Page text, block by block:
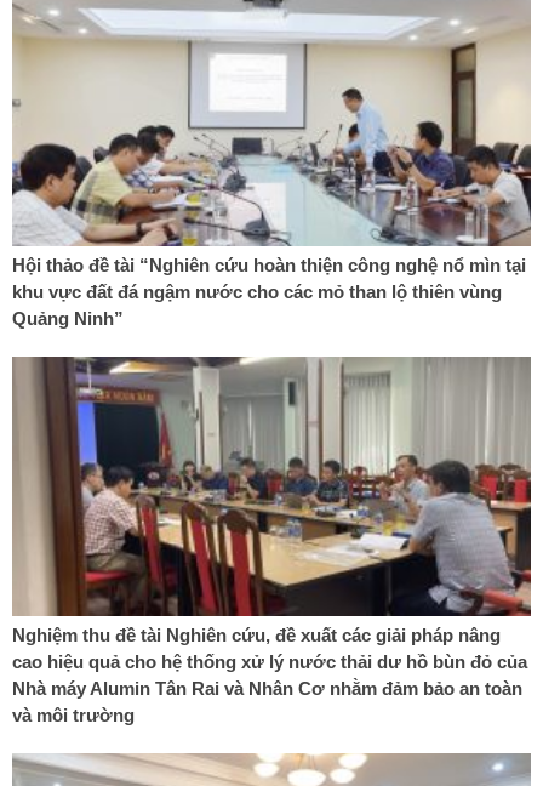
Hội thảo đề tài “Nghiên cứu hoàn thiện công nghệ nổ mìn tại
khu vực đất đá ngậm nước cho các mỏ than lộ thiên vùng
Quảng Ninh”
Nghiệm thu đề tài Nghiên cứu, đề xuất các giải pháp nâng
cao hiệu quả cho hệ thống xử lý nước thải dư hồ bùn đỏ của
Nhà máy Alumin Tân Rai và Nhân Cơ nhằm đảm bảo an toàn
và môi trường